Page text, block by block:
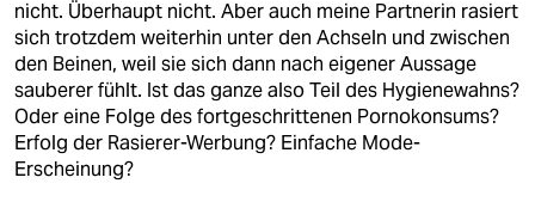
nicht. Überhaupt nicht. Aber auch meine Partnerin rasiert
sich trotzdem weiterhin unter den Achseln und zwischen
den Beinen, weil sie sich dann nach eigener Aussage
sauberer fühlt. Ist das ganze also Teil des Hygienewahns?
Oder eine Folge des fortgeschrittenen Pornokonsums?
Erfolg der Rasierer-Werbung? Einfache Mode-
Erscheinung?